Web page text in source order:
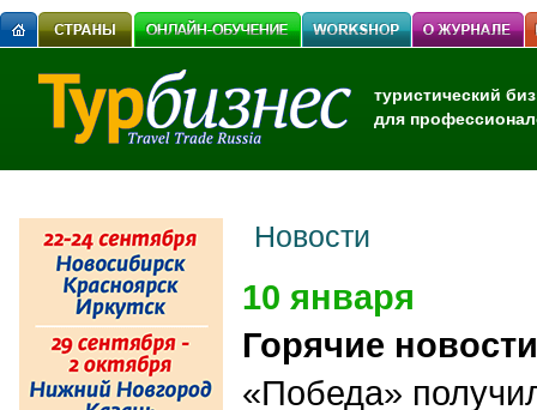
туристический
для
Новости
10 января
Горячие новости
«Победа»